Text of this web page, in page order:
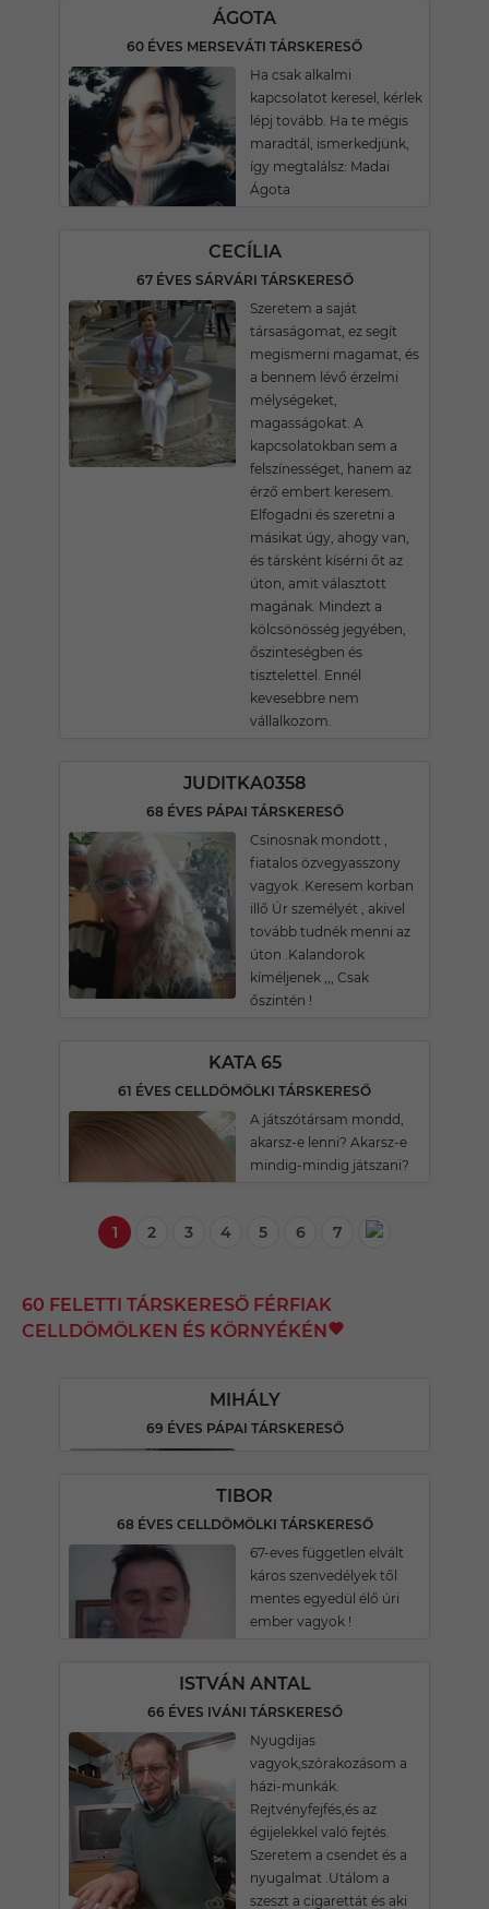
ÁGOTA
60 ÉVES MERSEVÁTI TÁRSKERESŐ
Ha csak alkalmi
kapcsolatot keresel, kérlek
lépj tovább. Ha te mégis
maradtál, ismerkedjünk,
így megtalálsz: Madai
Ágota
CECÍLIA
67 ÉVES SÁRVÁRI TÁRSKERESŐ
Szeretem a saját
társaságomat, ez segít
megismerni magamat, és
a bennem lévő érzelmi
mélységeket,
magasságokat. A
kapcsolatokban sem a
felszínességet, hanem az
érző embert keresem.
Elfogadni és szeretni a
másikat úgy, ahogy van,
és társként kísérni őt az
úton, amit választott
magának. Mindezt a
kölcsönösség jegyében,
őszinteségben és
tisztelettel. Ennél
kevesebbre nem
vállalkozom.
JUDITKA0358
68 ÉVES PÁPAI TÁRSKERESŐ
Csinosnak mondott ,
fiatalos özvegyasszony
vagyok .Keresem korban
illő Úr személyét , akivel
tovább tudnék menni az
úton .Kalandorok
kíméljenek ,,, Csak
őszintén !
KATA 65
61 ÉVES CELLDÖMÖLKI TÁRSKERESŐ
A játszótársam mondd,
akarsz-e lenni? Akarsz-e
mindig-mindig játszani?
1 2 3 4 5 6 7
60 FELETTI TÁRSKERESŐ FÉRFIAK
CELLDÖMÖLKEN ÉS KÖRNYÉKÉN
MIHÁLY
69 ÉVES PÁPAI TÁRSKERESŐ
TIBOR
68 ÉVES CELLDÖMÖLKI TÁRSKERESŐ
67-eves független elvált
káros szenvedélyek től
mentes egyedül élő úri
ember vagyok !
ISTVÁN ANTAL
66 ÉVES IVÁNI TÁRSKERESŐ
Nyugdijas
vagyok,szórakozásom a
házi-munkák.
Rejtvényfejfés,és az
égijelekkel való fejtés.
Szeretem a csendet és a
nyugalmat .Utálom a
szeszt a cigarettát és aki